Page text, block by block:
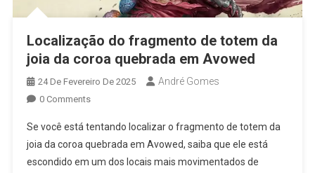
Localização do fragmento de totem da
joia da coroa quebrada em Avowed
24 De Fevereiro De 2025 André Gomes
0 Comments
Se você está tentando localizar o fragmento de totem da
joia da coroa quebrada em Avowed, saiba que ele está
escondido em um dos locais mais movimentados de